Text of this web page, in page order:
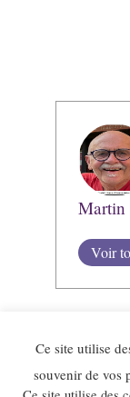
Martin
Voir
Ce site utilise
souvenir de vos